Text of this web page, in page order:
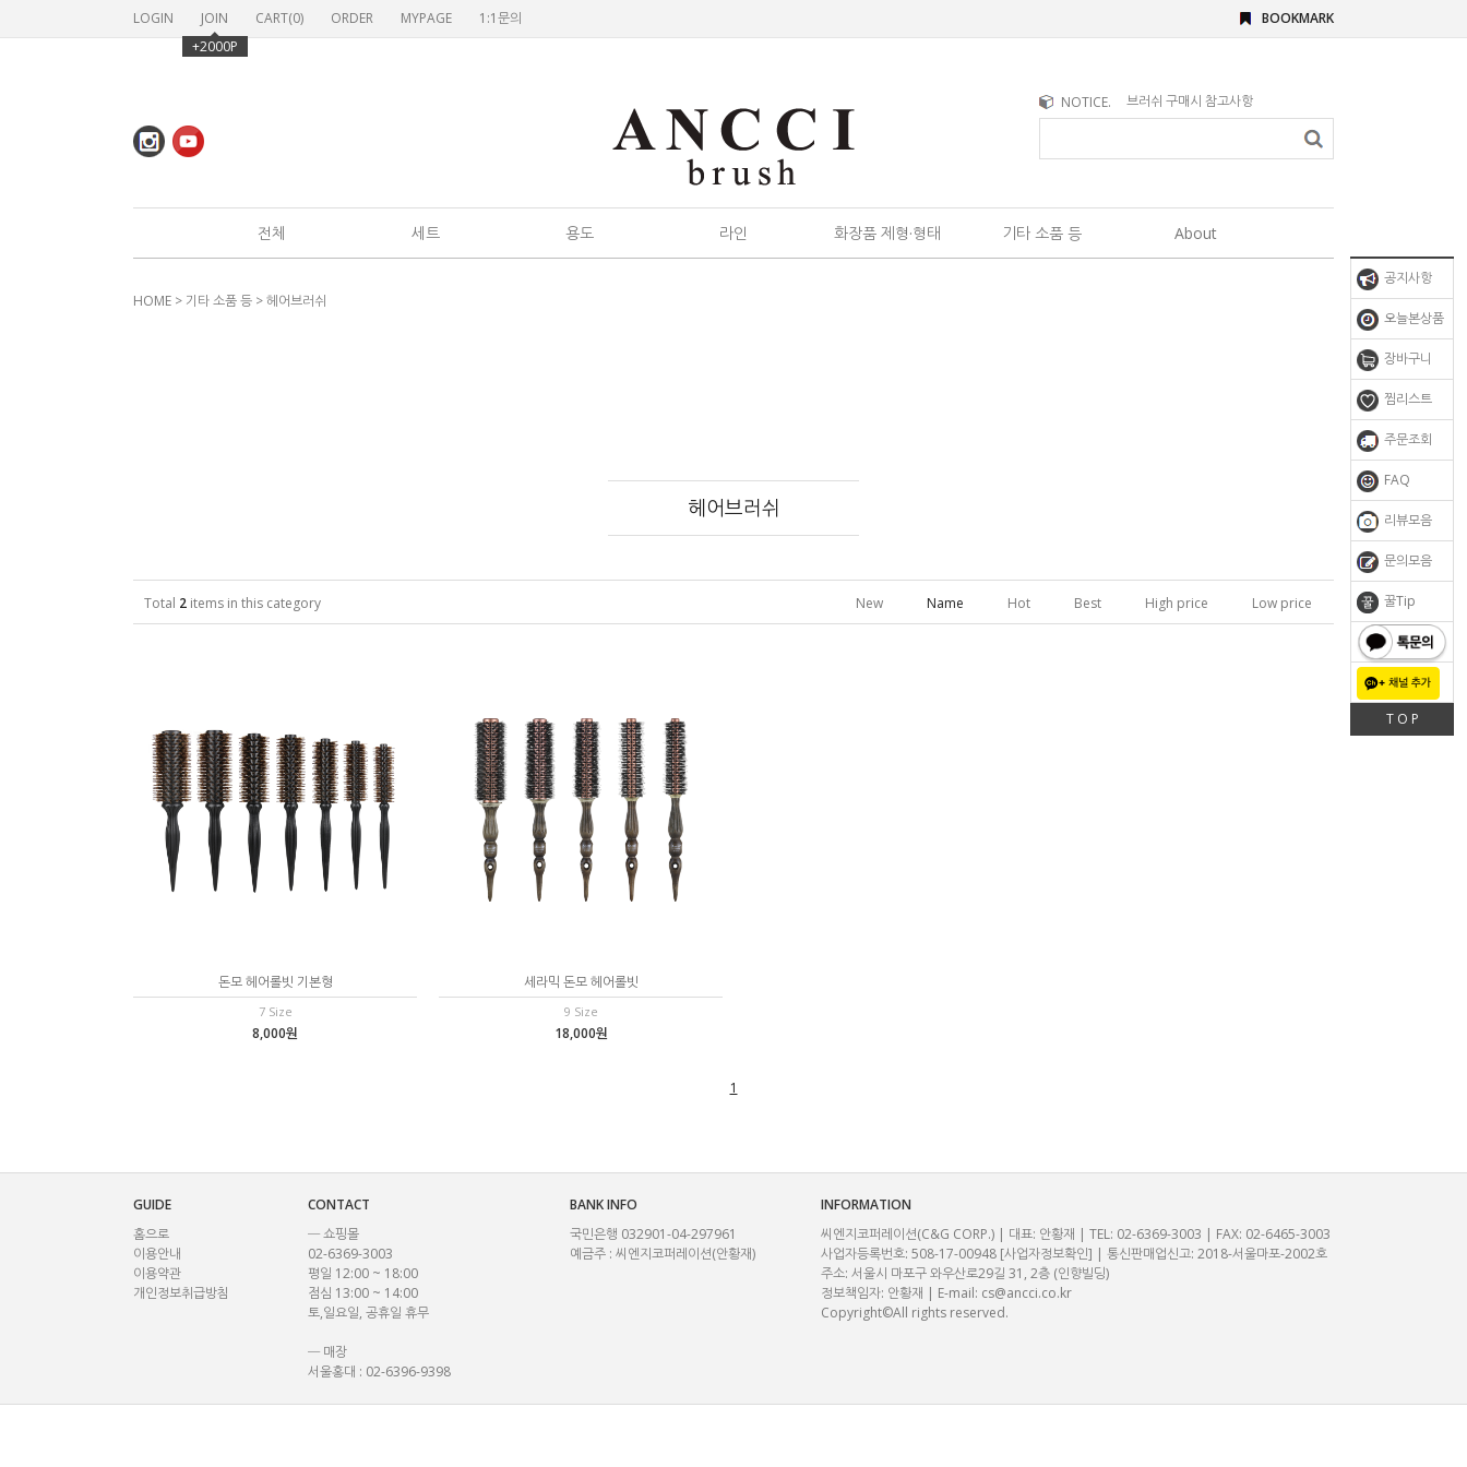
공지사항
오늘본상품
장바구니
찜리스트
주문조회
FAQ
리뷰모음
문의모음
꿀Tip
톡문의
T O P
LOGIN
JOIN
+2000P
CART(0) ORDER MYPAGE 1:1문의 BOOKMARK
NOTICE.
문의사항이 있을 때
브러쉬 구매시 참고사항
전체 세트 용도 라인 화장품 제형·형태 기타 소품 등 About
HOME > 기타 소품 등 >헤어브러쉬
헤어브러쉬
Total 2 items in this category New Name Hot Best High price Low price
돈모 헤어롤빗 기본형
7 Size
8,000원
세라믹 돈모 헤어롤빗
9 Size
18,000원
1
GUIDE
홈으로
이용안내
이용약관
개인정보취급방침
CONTACT
─ 쇼핑몰
02-6369-3003
평일 12:00 ~ 18:00
점심 13:00 ~ 14:00
토,일요일, 공휴일 휴무
─ 매장
서울홍대 : 02-6396-9398
BANK INFO
국민은행 032901-04-297961
예금주 : 씨엔지코퍼레이션(안황재)
INFORMATION
씨엔지코퍼레이션(C&G CORP.) | 대표: 안황재 | TEL: 02-6369-3003 | FAX: 02-6465-3003
사업자등록번호: 508-17-00948 [사업자정보확인] | 통신판매업신고: 2018-서울마포-2002호
주소: 서울시 마포구 와우산로29길 31, 2층 (인향빌딩)
정보책임자: 안황재 | E-mail: cs@ancci.co.kr
Copyright©All rights reserved.